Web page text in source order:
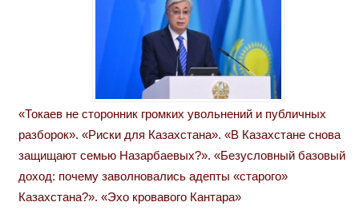
«Токаев не сторонник громких увольнений и публичных
разборок». «Риски для Казахстана». «В Казахстане снова
защищают семью Назарбаевых?». «Безусловный базовый
доход: почему заволновались адепты «старого»
Казахстана?». «Эхо кровавого Кантара»